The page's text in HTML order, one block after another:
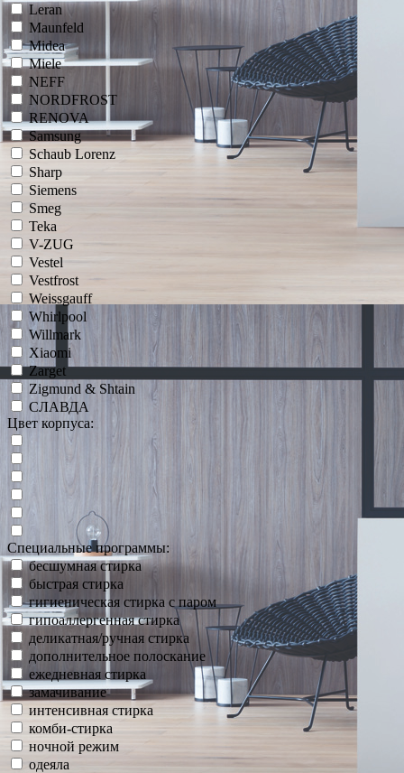
Leran
Maunfeld
Midea
Miele
NEFF
NORDFROST
RENOVA
Samsung
Schaub Lorenz
Sharp
Siemens
Smeg
Teka
V-ZUG
Vestel
Vestfrost
Weissgauff
Whirlpool
Willmark
Xiaomi
Zarget
Zigmund & Shtain
СЛАВДА
Цвет корпуса:
Специальные программы:
бесшумная стирка
быстрая стирка
гигиеническая стирка с паром
гипоаллергенная стирка
деликатная/ручная стирка
дополнительное полоскание
ежедневная стирка
замачивание
интенсивная стирка
комби-стирка
ночной режим
одеяла